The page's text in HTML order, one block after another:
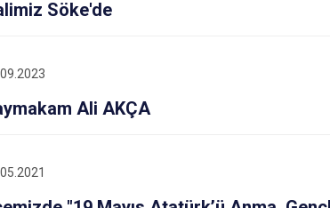
Söke'de
Ali AKÇA